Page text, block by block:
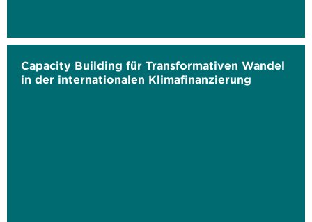
Capacity Building für Transformativen Wandel
in der internationalen Klimafinanzierung